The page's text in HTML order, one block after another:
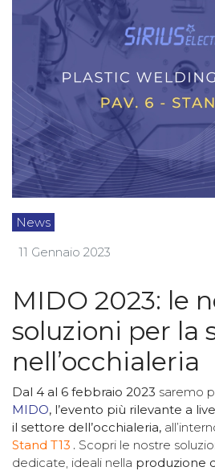
News
11 Gennaio 2023
MIDO 2023: le
soluzioni per la
nell’occhialeria
Dal 4 al 6 febbraio 2023 saremo
MIDO, l’evento più rilevante a
il settore dell’occhialeria,
Stand T13 . Scopri le nostre
dedicate, ideali nella produzione